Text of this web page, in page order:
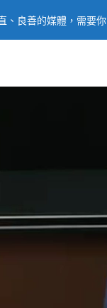
、良善的媒體，需要